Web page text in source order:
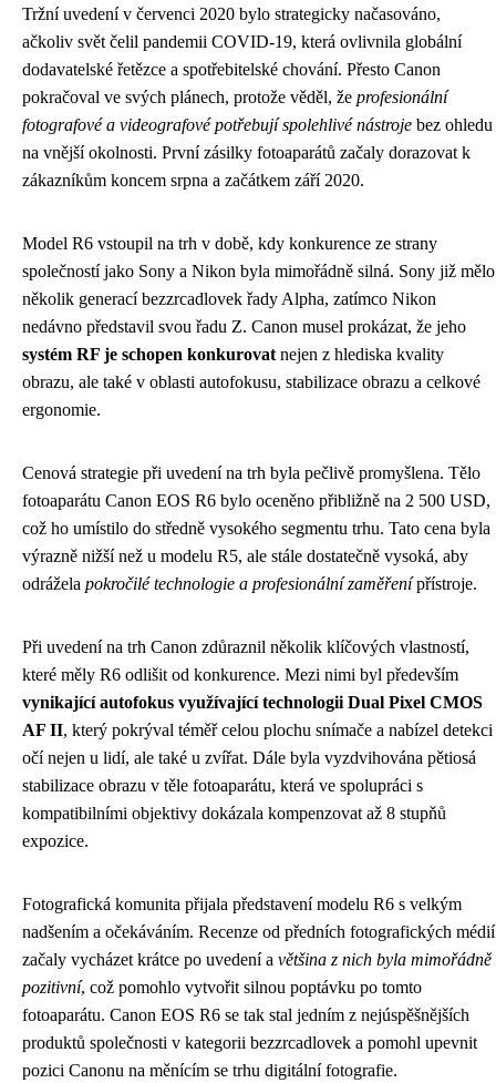
Tržní uvedení v červenci 2020 bylo strategicky načasováno,
ačkoliv svět čelil pandemii COVID-19, která ovlivnila globální
dodavatelské řetězce a spotřebitelské chování. Přesto Canon
pokračoval ve svých plánech, protože věděl, že profesionální
fotografové a videografové potřebují spolehlivé nástroje bez ohledu
na vnější okolnosti. První zásilky fotoaparátů začaly dorazovat k
zákazníkům koncem srpna a začátkem září 2020.
Model R6 vstoupil na trh v době, kdy konkurence ze strany
společností jako Sony a Nikon byla mimořádně silná. Sony již mělo
několik generací bezzrcadlovek řady Alpha, zatímco Nikon
nedávno představil svou řadu Z. Canon musel prokázat, že jeho
systém RF je schopen konkurovat nejen z hlediska kvality
obrazu, ale také v oblasti autofokusu, stabilizace obrazu a celkové
ergonomie.
Cenová strategie při uvedení na trh byla pečlivě promyšlena. Tělo
fotoaparátu Canon EOS R6 bylo oceněno přibližně na 2 500 USD,
což ho umístilo do středně vysokého segmentu trhu. Tato cena byla
výrazně nižší než u modelu R5, ale stále dostatečně vysoká, aby
odrážela pokročilé technologie a profesionální zaměřenípřístroje.
Při uvedení na trh Canon zdůraznil několik klíčových vlastností,
které měly R6 odlišit od konkurence. Mezi nimi byl především
vynikající autofokus využívající technologii Dual Pixel CMOS
AF II, který pokrýval téměř celou plochu snímače a nabízel detekci
očí nejen u lidí, ale také u zvířat. Dále byla vyzdvihována pětiosá
stabilizace obrazu v těle fotoaparátu, která ve spolupráci s
kompatibilními objektivy dokázala kompenzovat až 8 stupňů
expozice.
Fotografická komunita přijala představení modelu R6 s velkým
nadšením a očekáváním. Recenze od předních fotografických médií
začaly vycházet krátce po uvedení a většina z nich byla mimořádně
pozitivní, což pomohlo vytvořit silnou poptávku po tomto
fotoaparátu. Canon EOS R6 se tak stal jedním z nejúspěšnějších
produktů společnosti v kategorii bezzrcadlovek a pomohl upevnit
pozici Canonu na měnícím se trhu digitální fotografie.